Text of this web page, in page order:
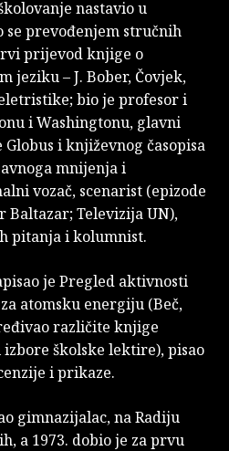
nastavio u
se prevođenjem stručnih
prijevod knjige o
jeziku – J. Bober, Čovjek,
bio je profesor i
i Washingtonu, glavni
i književnog časopisa
mnijenja i
vozač, scenarist (epizode
Televizija UN),
pitanja i kolumnist.
je Pregled aktivnosti
atomsku energiju (Beč,
različite knjige
školske lektire), pisao
i prikaze.
gimnazijalac, na Radiju
a 1973. dobio je za prvu